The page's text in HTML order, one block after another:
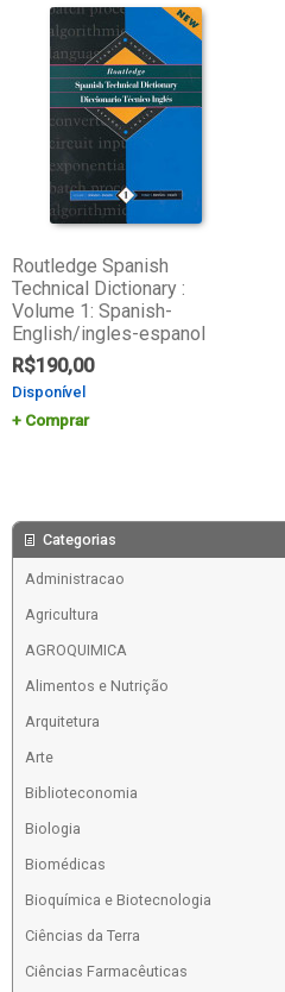
Routledge Spanish
Technical Dictionary :
Volume 1: Spanish-
English/ingles-espanol
R$190,00
Disponível
Comprar
Categorias
Administracao
Agricultura
AGROQUIMICA
Alimentos e Nutrição
Arquitetura
Arte
Biblioteconomia
Biologia
Biomédicas
Bioquímica e Biotecnologia
Ciências da Terra
Ciências Farmacêuticas